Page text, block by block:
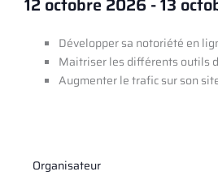
Développer sa notoriété en
Maitriser les différents outils
Augmenter le trafic sur son
Organisateur